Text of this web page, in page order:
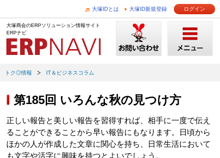
大塚IDとは 大塚ID新規登録 ログイン
大塚商会のERPソリューション情報サイト
ERPナビ
トク◎情報 IT＆ビジネスコラム
第185回 いろんな秋の見つけ方
正しい報告と美しい報告を習得すれば、相手に一度で伝え
ることができることから早い報告にもなります。日頃から
ほかの人が作成した文章に関心を持ち、日常生活において
も文字や活字に興味を持つとよいでしょう。